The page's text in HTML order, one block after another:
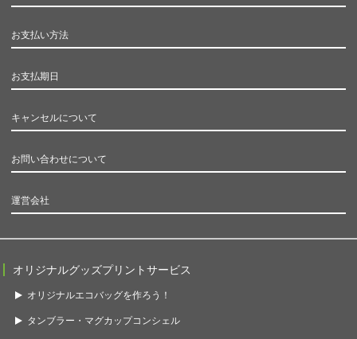
お支払い方法
お支払期日
キャンセルについて
お問い合わせについて
運営会社
オリジナルグッズプリントサービス
オリジナルエコバッグを作ろう！
タンブラー・マグカップコンシェル